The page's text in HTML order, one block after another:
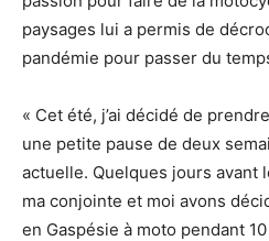
paysages lui a permis de
pandémie pour passer du
« Cet été, j’ai décidé de
une petite pause de deux
actuelle. Quelques jours avant
ma conjointe et moi avons
en Gaspésie à moto pendant